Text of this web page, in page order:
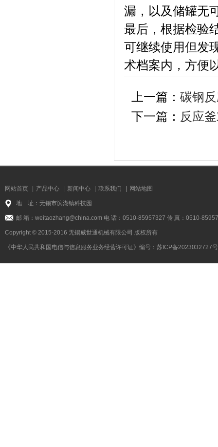
漏，以及储罐无
最后，根据检验
可继续使用但发
术档案内，方便
上一篇： 碳钢
下一篇： 反应
网站首页 产品中心 新闻中心 联系我们 网站地图
地 址：无锡市滨湖镇科技园
邮 箱：weitaozhang@china.com 电 话：0510-85957327 传 真：0510-
Copyright © 2015-2016 无锡威世通机械有限公司 版权所有
《中华人民共和国电信与信息服务业务经营许可证》编号： 苏ICP备2023032727